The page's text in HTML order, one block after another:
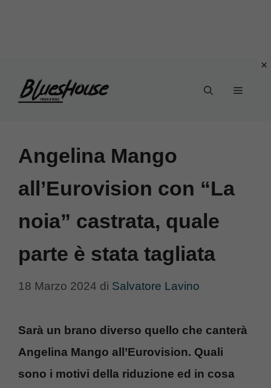
Menu
Angelina Mango
all’Eurovision con “La
noia” castrata, quale
parte è stata tagliata
18 Marzo 2024 di Salvatore Lavino
Sarà un brano diverso quello che canterà
Angelina Mango all’Eurovision. Quali
sono i motivi della riduzione ed in cosa